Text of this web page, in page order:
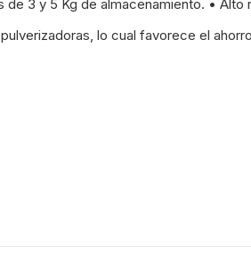
3 y 5 Kg de almacenamiento. •
lo cual favorece el